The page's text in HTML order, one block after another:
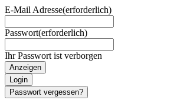
E-Mail Adresse(erforderlich)
Passwort(erforderlich)
Ihr Passwort ist verborgen
Anzeigen
Login
Passwort vergessen?